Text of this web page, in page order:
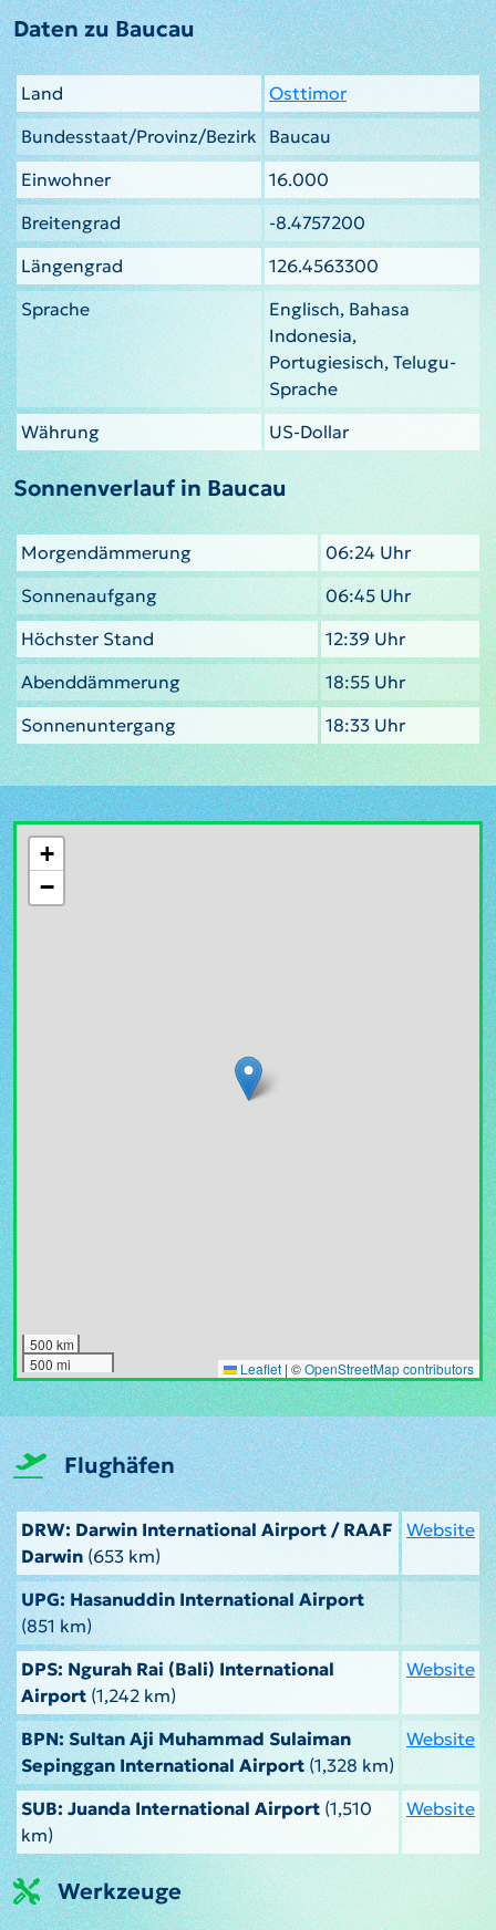
Daten zu Baucau
Land
Osttimor
Bundesstaat/Provinz/Bezirk
Baucau
Einwohner
16.000
Breitengrad
-8.4757200
Längengrad
126.4563300
Sprache
Englisch, Bahasa
Indonesia,
Portugiesisch, Telugu-
Sprache
Währung
US-Dollar
Sonnenverlauf in Baucau
Morgendämmerung
06:24 Uhr
Sonnenaufgang
06:45 Uhr
Höchster Stand
12:39 Uhr
Abenddämmerung
18:55 Uhr
Sonnenuntergang
18:33 Uhr
+
−
500 km
500 mi
Leaflet | ©OpenStreetMap contributors
Flughäfen
DRW: Darwin International Airport / RAAF
Darwin (653 km)
Website
UPG: Hasanuddin International Airport
(851 km)
DPS: Ngurah Rai (Bali) International
Airport (1,242 km)
Website
BPN: Sultan Aji Muhammad Sulaiman
Sepinggan International Airport(1,328 km)
Website
SUB: Juanda International Airport (1,510
km)
Website
Werkzeuge